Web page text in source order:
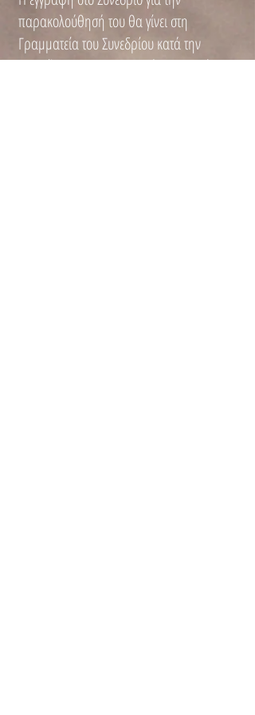
παρακολούθησή του θα γίνει στη
Γραμματεία του Συνεδρίου κατά την
προσέλευση των συμμετεχόντων και είναι